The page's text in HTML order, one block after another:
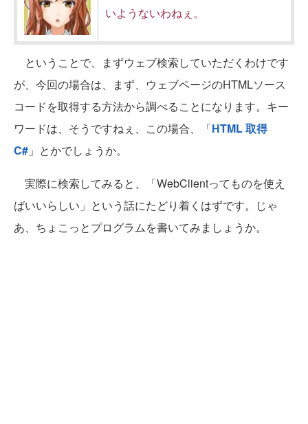
いようないわねぇ。
ということで、まずウェブ検索していただくわけです
が、今回の場合は、まず、ウェブページのHTMLソース
コードを取得する方法から調べることになります。キー
ワードは、そうですねぇ、この場合、「HTML 取得
C# 」とかでしょうか。
実際に検索してみると、「WebClientってものを使え
ばいいらしい」という話にたどり着くはずです。じゃ
あ、ちょこっとプログラムを書いてみましょうか。